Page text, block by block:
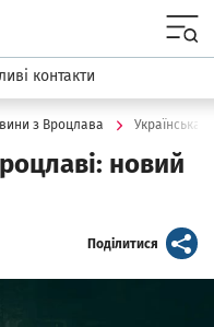
контакти
з Вроцлава Українська
новий
Поділитися artykuł